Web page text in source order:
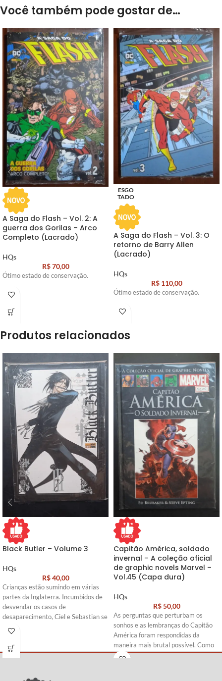
Você também pode gostar de…
A Saga do Flash – Vol. 2: A
guerra dos Gorilas – Arco
Completo (Lacrado)
HQs
R$70,00
Ótimo estado de conservação.
ESGO
TADO
A Saga do Flash – Vol. 3: O
retorno de Barry Allen
(Lacrado)
HQs
R$110,00
Ótimo estado de conservação.
Produtos relacionados
Black Butler – Volume 3
HQs
R$40,00
Crianças estão sumindo em várias
partes da Inglaterra. Incumbidos de
desvendar os casos de
desaparecimento, Ciel e Sebastian se
infiltram na trupe de um circo
mistério. Um palhaço misteriosos
joga os sinistros malabares cor de
vocês, o mangá sobre o mordomo
Capitão América, soldado
invernal – A coleção oficial
de graphic novels Marvel –
Vol.45 (Capa dura)
HQs
R$50,00
As perguntas que perturbam os
sonhos e as lembranças do Capitão
América foram respondidas da
maneira mais brutal possível. Como
se não bastasse, no auge dos